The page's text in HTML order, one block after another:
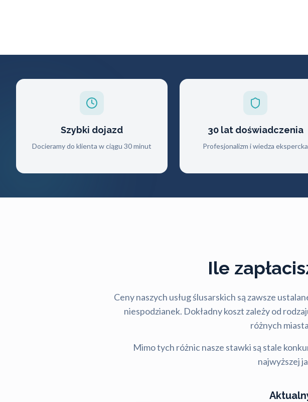
Szybki dojazd
Docieramy do klienta w ciągu 30 minut
30 lat doświadczenia
Profesjonalizm i wiedza ekspercka
Ile
Ceny naszych usług ślusarskich są zawsze
niespodzianek. Dokładny koszt zależy od
różnych
Mimo tych różnic nasze stawki są stale
najwyższej